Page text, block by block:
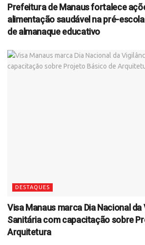
Prefeitura de Manaus fortalece
alimentação saudável na pré-
de almanaque educativo
DESTAQUES
Visa Manaus marca Dia Nacional da
Sanitária com capacitação sobre
Arquitetura